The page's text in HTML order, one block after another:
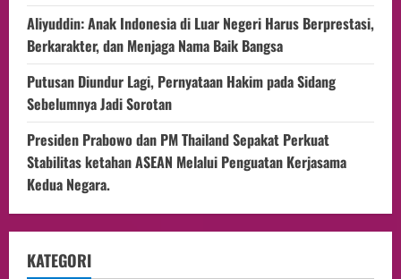
Aliyuddin: Anak Indonesia di Luar Negeri Harus Berprestasi,
Berkarakter, dan Menjaga Nama Baik Bangsa
Putusan Diundur Lagi, Pernyataan Hakim pada Sidang
Sebelumnya Jadi Sorotan
Presiden Prabowo dan PM Thailand Sepakat Perkuat
Stabilitas ketahan ASEAN Melalui Penguatan Kerjasama
Kedua Negara.
KATEGORI